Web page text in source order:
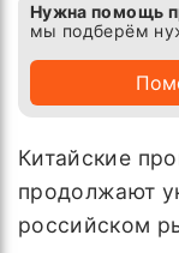
Нужна помощь
мы подберём
Китайские
продолжают
российском